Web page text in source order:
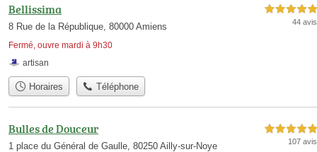
Bellissima
8 Rue de la République, 80000 Amiens
Fermé, ouvre mardi à 9h30
5,0 étoiles sur 5
44 avis
artisan
Horaires Téléphone
Bulles de Douceur
1 place du Général de Gaulle, 80250 Ailly-sur-Noye
5,0 étoiles sur 5
107 avis